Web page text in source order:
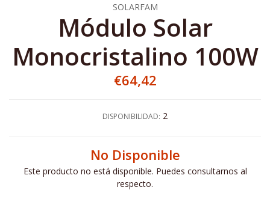
SOLARFAM
Módulo Solar
Monocristalino 100W
€64,42
DISPONIBILIDAD: 2
No Disponible
Este producto no está disponible. Puedes consultarnos al
respecto.